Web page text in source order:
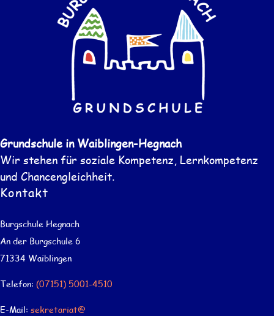
Grundschule in Waiblingen-Hegnach
Wir stehen für soziale Kompetenz, Lernkompetenz
und Chancengleichheit.
Kontakt
Burgschule Hegnach
An der Burgschule 6
71334 Waiblingen
Telefon: (07151) 5001-4510
E-Mail: sekretariat@